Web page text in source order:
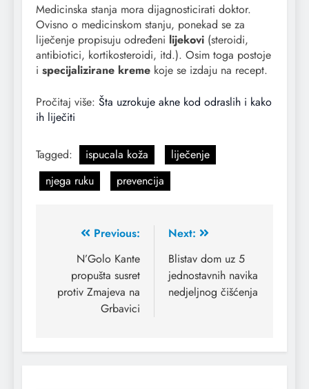
Medicinska stanja mora dijagnosticirati doktor.
Ovisno o medicinskom stanju, ponekad se za
liječenje propisuju određeni lijekovi (steroidi,
antibiotici, kortikosteroidi, itd.). Osim toga postoje
i specijalizirane kreme koje se izdaju na recept.
Pročitaj više: Šta uzrokuje akne kod odraslih i kako
ih liječiti
Tagged: ispucala koža
liječenje
njega ruku
prevencija
Previous:
N’Golo Kante
propušta susret
protiv Zmajeva na
Grbavici
Next:
Blistav dom uz 5
jednostavnih navika
nedjeljnog čišćenja